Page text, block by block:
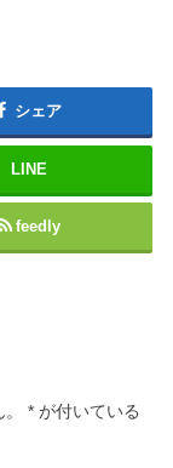
シェア
LINE
feedly
* が付いている